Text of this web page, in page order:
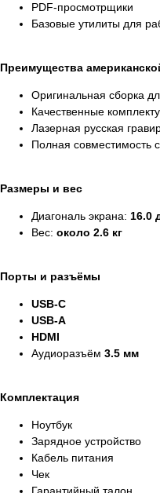
PDF-просмотрщики
Базовые утилиты для
Преимущества
Оригинальная сборка
Качественные
Лазерная русская
Полная совместимость
Размеры и вес
Диагональ экрана: 16.0
Вес: около 2.6 кг
Порты и разъёмы
USB-C
USB-A
HDMI
Аудиоразъём 3.5 мм
Комплектация
Ноутбук
Зарядное устройство
Кабель питания
Чек